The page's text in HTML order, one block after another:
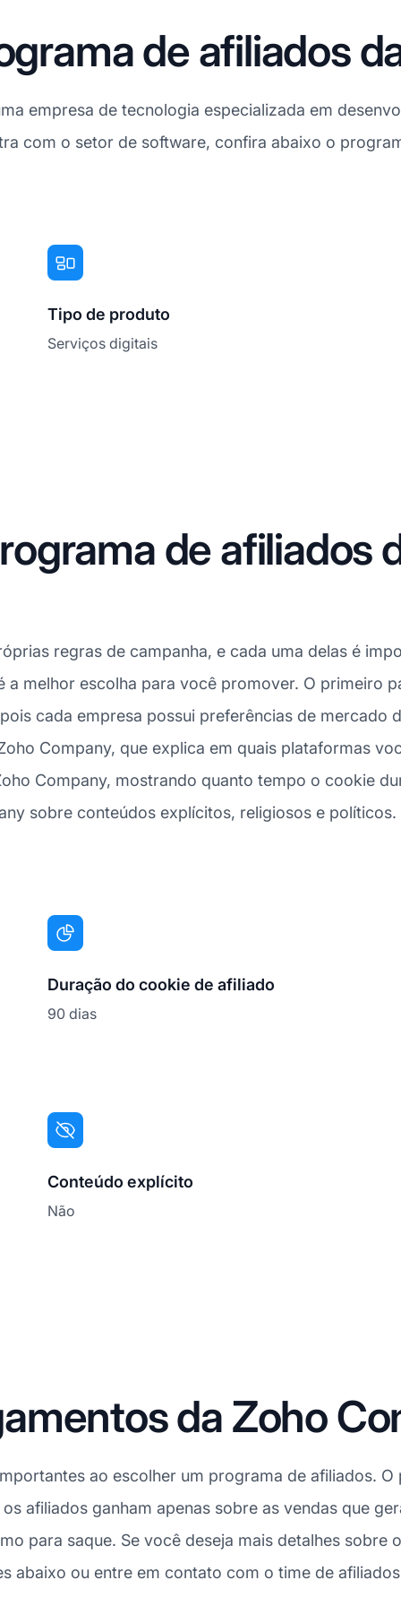
de afiliados
empresa de tecnologia especializada em
com o setor de software, confira abaixo o
Tipo de produto
Serviços digitais
de afiliados
regras de campanha, e cada uma delas é
melhor escolha para você promover. O primeiro
cada empresa possui preferências de mercado
Company, que explica em quais plataformas
Company, mostrando quanto tempo o cookie
sobre conteúdos explícitos, religiosos e políticos.
Duração do cookie de afiliado
90 dias
Conteúdo explícito
Não
da Zoho
ao escolher um programa de afiliados.
afiliados ganham apenas sobre as vendas que
para saque. Se você deseja mais detalhes sobre
abaixo ou entre em contato com o time de